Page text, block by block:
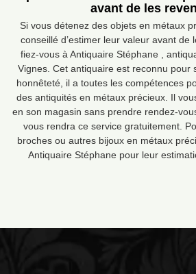
avant de les
Si vous détenez des objets en métaux
conseillé d’estimer leur valeur avant de
fiez-vous à Antiquaire Stéphane ,
Vignes. Cet antiquaire est reconnu pour
honnêteté, il a toutes les compétences
des antiquités en métaux précieux. Il
en son magasin sans prendre rendez-
vous rendra ce service gratuitement.
broches ou autres bijoux en métaux
Antiquaire Stéphane pour leur